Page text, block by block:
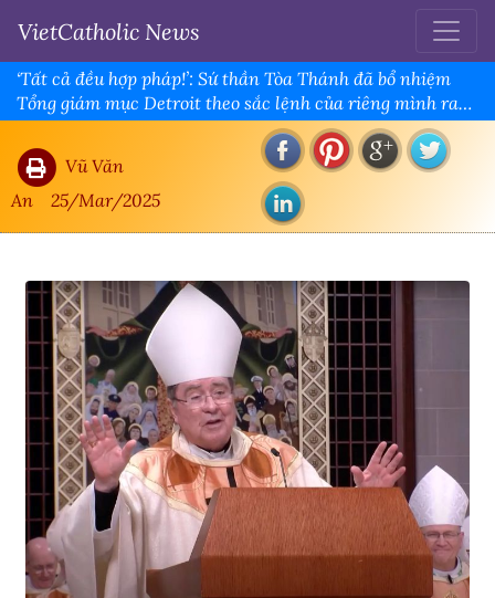
VietCatholic News
‘Tất cả đều hợp pháp!’: Sứ thần Tòa Thánh đã bổ nhiệm
Tổng giám mục Detroit theo sắc lệnh của riêng mình ra
sao
Vũ Văn
An
25/Mar/2025